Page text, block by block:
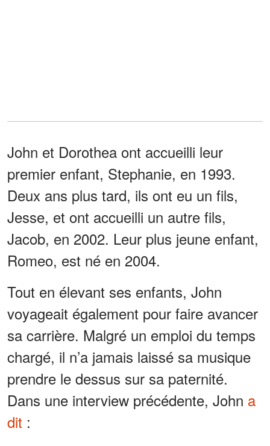
John et Dorothea ont accueilli leur
premier enfant, Stephanie, en 1993.
Deux ans plus tard, ils ont eu un fils,
Jesse, et ont accueilli un autre fils,
Jacob, en 2002. Leur plus jeune enfant,
Romeo, est né en 2004.
Tout en élevant ses enfants, John
voyageait également pour faire avancer
sa carrière. Malgré un emploi du temps
chargé, il n’a jamais laissé sa musique
prendre le dessus sur sa paternité.
Dans une interview précédente, John a
dit :